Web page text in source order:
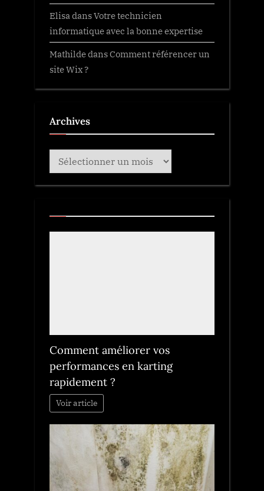
Elisa dansVotre technicien
informatique avec la bonne expertise
MathildedansComment référencer un
site Wix ?
Archives
Archives
Comment améliorer vos
performances en karting
rapidement ?
Voir article